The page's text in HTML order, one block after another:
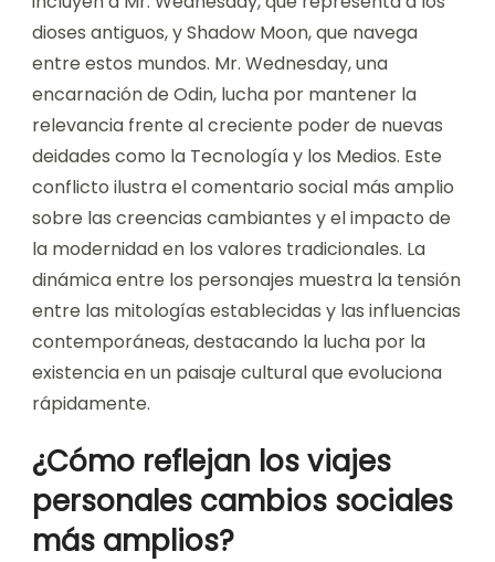
dioses antiguos, y Shadow Moon, que navega
entre estos mundos. Mr. Wednesday, una
encarnación de Odin, lucha por mantener la
relevancia frente al creciente poder de nuevas
deidades como la Tecnología y los Medios. Este
conflicto ilustra el comentario social más amplio
sobre las creencias cambiantes y el impacto de
la modernidad en los valores tradicionales. La
dinámica entre los personajes muestra la tensión
entre las mitologías establecidas y las influencias
contemporáneas, destacando la lucha por la
existencia en un paisaje cultural que evoluciona
rápidamente.
¿Cómo reflejan los viajes
personales cambios sociales
más amplios?